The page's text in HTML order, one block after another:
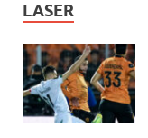
LASER